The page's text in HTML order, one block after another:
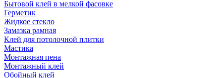
Бытовой клей в мелкой фасовке
Герметик
Жидкое стекло
Замазка рамная
Клей для потолочной плитки
Мастика
Монтажная пена
Монтажный клей
Обойный клей